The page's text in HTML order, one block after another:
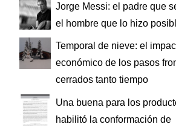
Jorge Messi: el padre que
el hombre que lo hizo
Temporal de nieve: el
económico de los pasos
cerrados tanto tiempo
Una buena para los
habilitó la conformación de